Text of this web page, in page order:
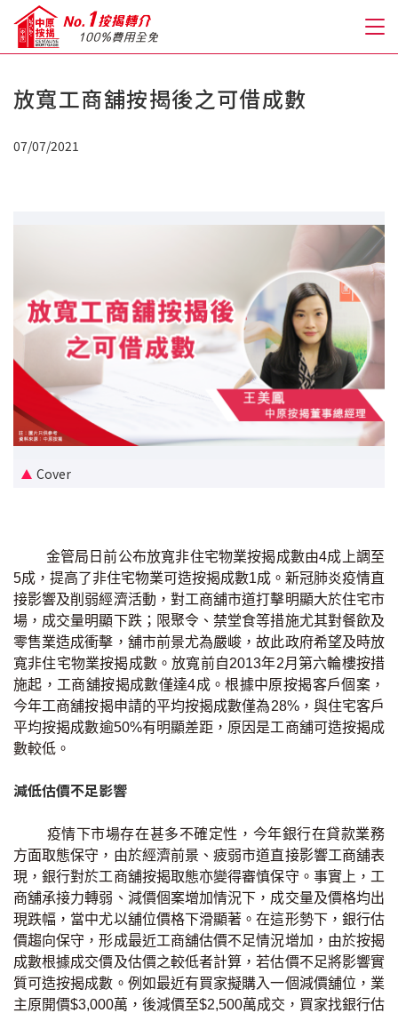
關於我們
免費開戶轉介服務
私人貸款
優惠禮遇
新盤優越按揭優惠
中原按揭標籤優惠
按揭工具
按揭計算
轉按計算
置業預算
供款年期計算
免費物業估價
下載中心
按揭全面睇
新聞/研究
放寬工商舖按揭後之可借成數
07/07/2021
Cover
金管局日前公布放寬非住宅物業按揭成數由4成上調至
5成，提高了非住宅物業可造按揭成數1成。新冠肺炎疫情直
接影響及削弱經濟活動，對工商舖市道打擊明顯大於住宅市
場，成交量明顯下跌；限聚令、禁堂食等措施尤其對餐飲及
零售業造成衝擊，舖市前景尤為嚴峻，故此政府希望及時放
寬非住宅物業按揭成數。放寬前自2013年2月第六輪樓按措
施起，工商舖按揭成數僅達4成。根據中原按揭客戶個案，
今年工商舖按揭申請的平均按揭成數僅為28%，與住宅客戶
平均按揭成數逾50%有明顯差距，原因是工商舖可造按揭成
數較低。
減低估價不足影響
疫情下市場存在甚多不確定性，今年銀行在貸款業務
方面取態保守，由於經濟前景、疲弱市道直接影響工商舖表
現，銀行對於工商舖按揭取態亦變得審慎保守。事實上，工
商舖承接力轉弱、減價個案增加情況下，成交量及價格均出
現跌幅，當中尤以舖位價格下滑顯著。在這形勢下，銀行估
價趨向保守，形成最近工商舖估價不足情況增加，由於按揭
成數根據成交價及估價之較低者計算，若估價不足將影響實
質可造按揭成數。例如最近有買家擬購入一個減價舖位，業
主原開價$3,000萬，後減價至$2,500萬成交，買家找銀行估